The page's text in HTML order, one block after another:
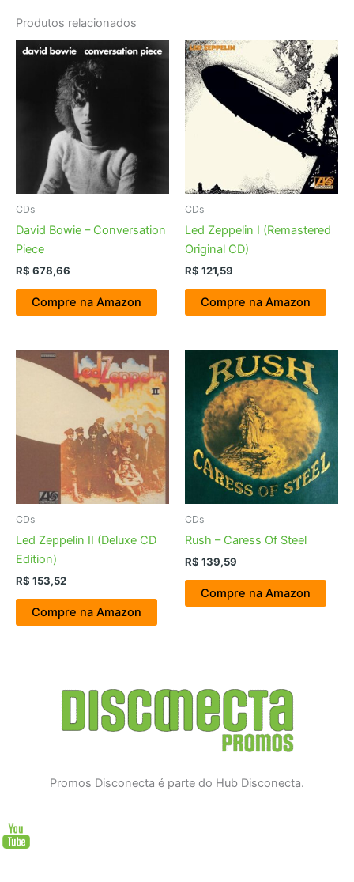
Produtos relacionados
CDs
David Bowie – Conversation
Piece
R$ 678,66
Compre na Amazon
CDs
Led Zeppelin I (Remastered
Original CD)
R$ 121,59
Compre na Amazon
CDs
Led Zeppelin II (Deluxe CD
Edition)
R$ 153,52
Compre na Amazon
CDs
Rush – Caress Of Steel
R$ 139,59
Compre na Amazon
Promos Disconecta é parte do Hub Disconecta.